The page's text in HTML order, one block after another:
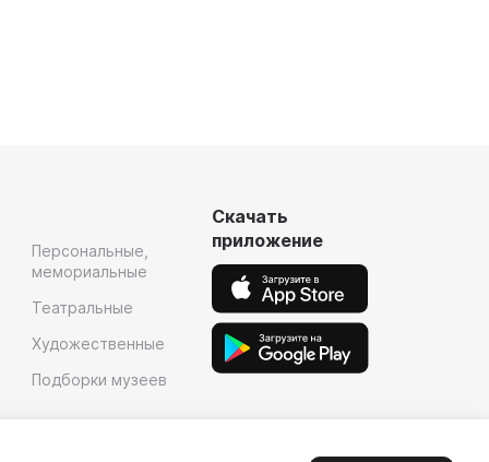
Персональные,
мемориальные
Театральные
Художественные
Подборки музеев
Скачать
приложение